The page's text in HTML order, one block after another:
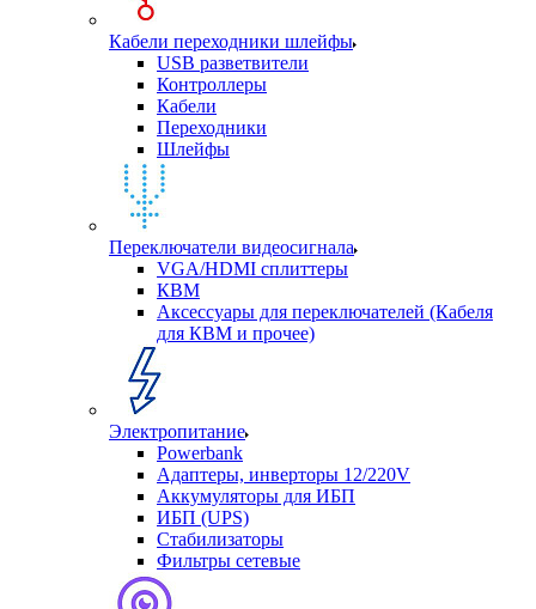
Кабели переходники шлейфы
USB разветвители
Контроллеры
Кабели
Переходники
Шлейфы
Переключатели видеосигнала
VGA/HDMI сплиттеры
КВМ
Аксессуары для переключателей (Кабеля
для КВМ и прочее)
Электропитание
Powerbank
Адаптеры, инверторы 12/220V
Аккумуляторы для ИБП
ИБП (UPS)
Стабилизаторы
Фильтры сетевые